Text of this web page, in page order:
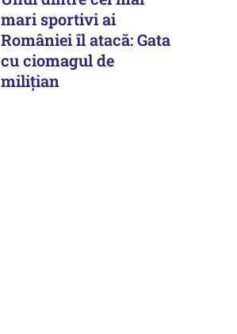
mari sportivi ai
României îl atacă: Gata
cu ciomagul de
milițian